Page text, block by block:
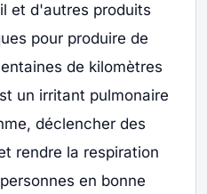
et d'autres produits
pour produire de
de kilomètres
un irritant pulmonaire
déclencher des
rendre la respiration
en bonne